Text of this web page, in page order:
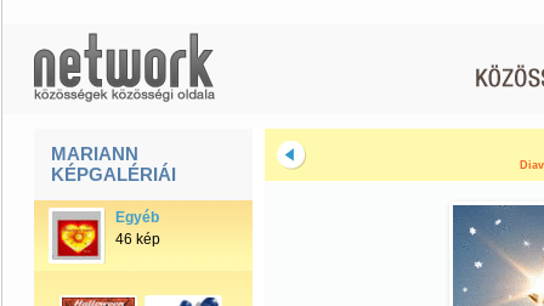
MARIANN
KÉPGALÉRIÁI
Egyéb
46 kép